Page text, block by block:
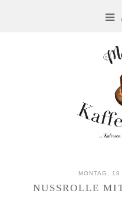
MONTAG,
NUSSROLLE